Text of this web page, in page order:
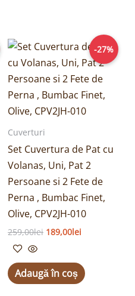
-27%
Cuverturi
Set Cuvertura de Pat cu
Volanas, Uni, Pat 2
Persoane si 2 Fete de
Perna , Bumbac Finet,
Olive, CPV2JH-010
259,00lei
Prețul
inițial
a
fost:
259,00lei.
189,00lei
Prețul
curent
este:
189,00lei.
Adaugă în coș